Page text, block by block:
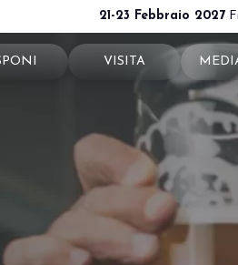
21-23 Febbraio 2027
riservata
VISITA
Perché visitare
Ticket e info
Rimini - hotel e
News
Info
Per